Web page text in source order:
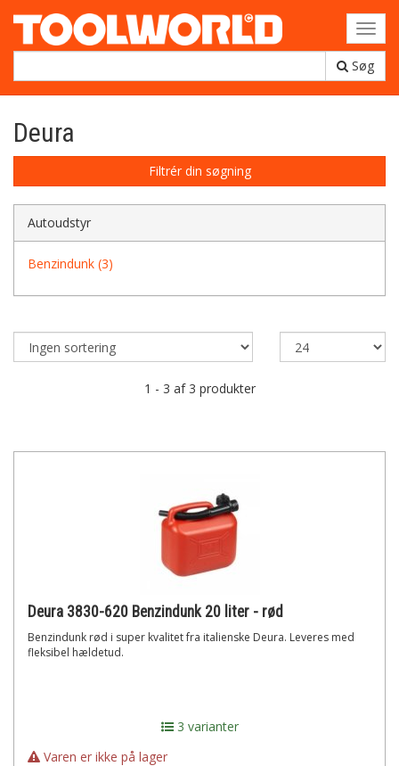
Søg
Deura
Filtrér din søgning
Autoudstyr
Benzindunk (3)
1 - 3 af 3 produkter
Deura 3830-620 Benzindunk 20 liter - rød
Benzindunk rød i super kvalitet fra italienske Deura. Leveres med
fleksibel hældetud.
3 varianter
Varen er ikke på lager